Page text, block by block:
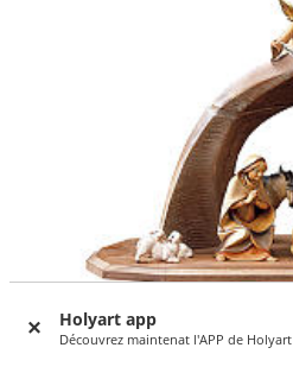
Holyart app
Découvrez maintenat l'APP de Holyart